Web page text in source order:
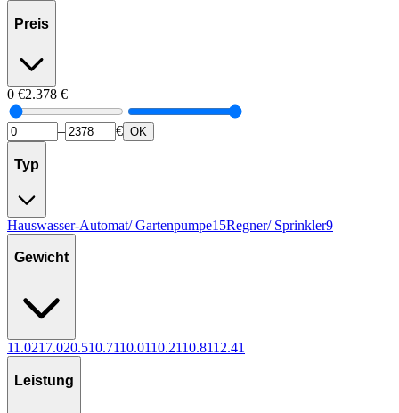
Preis
0 €2.378 €
– € OK
Typ
Hauswasser-Automat/ Gartenpumpe15Regner/ Sprinkler9
Gewicht
11.0217.020.510.7110.0110.2110.8112.41
Leistung